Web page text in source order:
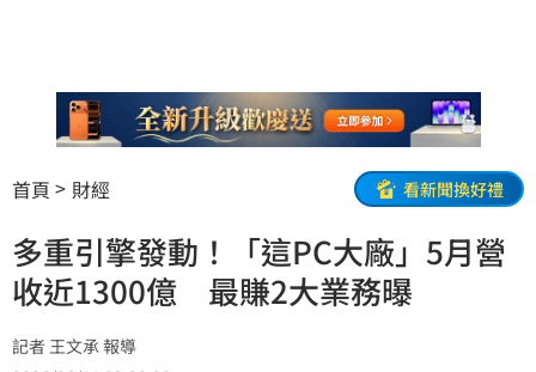
首頁 財經 看新聞換好禮
多重引擎發動！「這PC大廠」5月營
收近1300億 最賺2大業務曝
記者 王文承 報導